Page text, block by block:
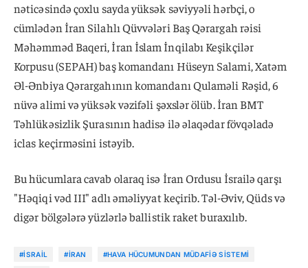
nəticəsində çoxlu sayda yüksək səviyyəli hərbçi, o
cümlədən İran Silahlı Qüvvələri Baş Qərargah rəisi
Məhəmməd Baqeri, İran İslam İnqilabı Keşikçilər
Korpusu (SEPAH) baş komandanı Hüseyn Salami, Xatəm
Əl-Ənbiya Qərargahının komandanı Qulaməli Rəşid, 6
nüvə alimi və yüksək vəzifəli şəxslər ölüb. İran BMT
Təhlükəsizlik Şurasının hadisə ilə əlaqədar fövqəladə
iclas keçirməsini istəyib.
Bu hücumlara cavab olaraq isə İran Ordusu İsrailə qarşı
"Həqiqi vəd III" adlı əməliyyat keçirib. Təl-Əviv, Qüds və
digər bölgələrə yüzlərlə ballistik raket buraxılıb.
#İSRAIL #İRAN #HAVA HÜCUMUNDAN MÜDAFIƏ SISTEMI